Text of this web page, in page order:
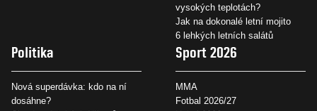
vysokých teplotách?
Jak na dokonalé letní mojito
6 lehkých letních salátů
Politika
Nová superdávka: kdo na ní
dosáhne?
Sport 2026
MMA
Fotbal 2026/27